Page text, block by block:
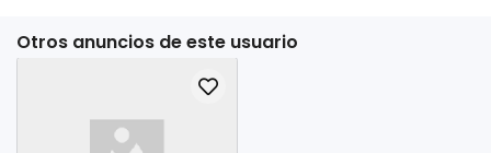
Otros anuncios de este usuario